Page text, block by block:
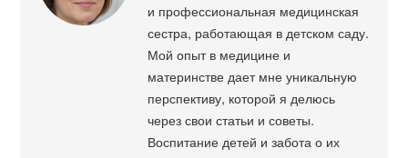
и профессиональная медицинская
сестра, работающая в детском саду.
Мой опыт в медицине и
материнстве дает мне уникальную
перспективу, которой я делюсь
через свои статьи и советы.
Воспитание детей и забота о их